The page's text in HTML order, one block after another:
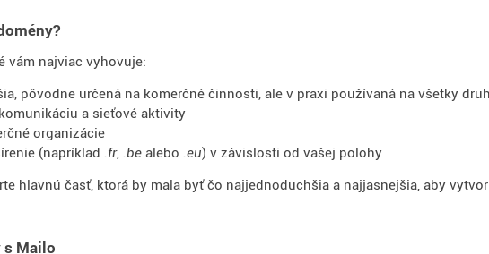
vám najviac vyhovuje:
pôvodne určená na komerčné činnosti, ale v praxi používaná na všetky
a sieťové aktivity
organizácie
(napríklad .fr, .be alebo .eu) v závislosti od vašej polohy
hlavnú časť, ktorá by mala byť čo najjednoduchšia a najjasnejšia, aby
s Mailo